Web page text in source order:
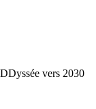
vers 2030